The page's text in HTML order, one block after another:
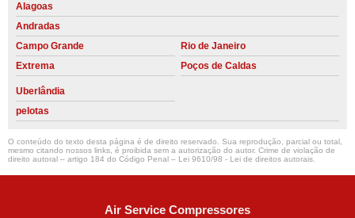
Alagoas
Andradas
Campo Grande
Rio de Janeiro
Extrema
Poços de Caldas
Uberlândia
pelotas
O conteúdo do texto desta página é de direito reservado. Sua reprodução, parcial ou total,
mesmo citando nossos links, é proibida sem a autorização do autor. Crime de violação de
direito autoral – artigo 184 do Código Penal – Lei 9610/98 - Lei de direitos autorais.
Air Service Compressores